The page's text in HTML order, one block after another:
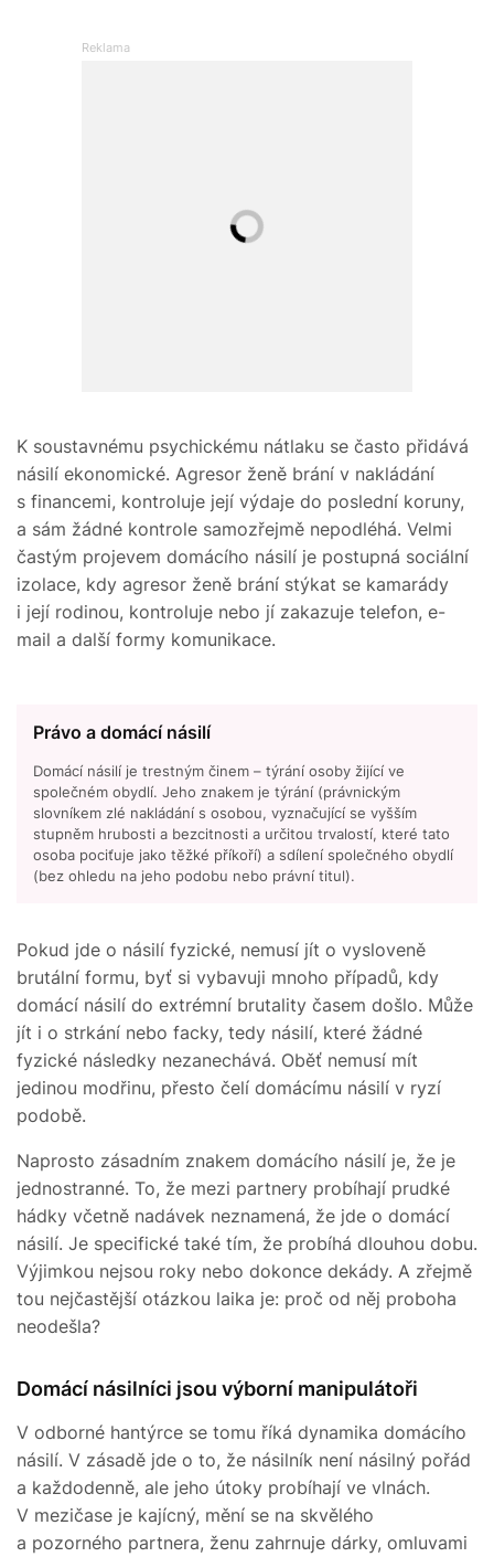
K soustavnému psychickému nátlaku se často přidává
násilí ekonomické. Agresor ženě brání v nakládání
s financemi, kontroluje její výdaje do poslední koruny,
a sám žádné kontrole samozřejmě nepodléhá. Velmi
častým projevem domácího násilí je postupná sociální
izolace, kdy agresor ženě brání stýkat se kamarády
i její rodinou, kontroluje nebo jí zakazuje telefon, e-
mail a další formy komunikace.
Právo a domácí násilí
Domácí násilí je trestným činem – týrání osoby žijící ve
společném obydlí. Jeho znakem je týrání (právnickým
slovníkem zlé nakládání s osobou, vyznačující se vyšším
stupněm hrubosti a bezcitnosti a určitou trvalostí, které tato
osoba pociťuje jako těžké příkoří) a sdílení společného obydlí
(bez ohledu na jeho podobu nebo právní titul).
Pokud jde o násilí fyzické, nemusí jít o vysloveně
brutální formu, byť si vybavuji mnoho případů, kdy
domácí násilí do extrémní brutality časem došlo. Může
jít i o strkání nebo facky, tedy násilí, které žádné
fyzické následky nezanechává. Oběť nemusí mít
jedinou modřinu, přesto čelí domácímu násilí v ryzí
podobě.
Naprosto zásadním znakem domácího násilí je, že je
jednostranné. To, že mezi partnery probíhají prudké
hádky včetně nadávek neznamená, že jde o domácí
násilí. Je specifické také tím, že probíhá dlouhou dobu.
Výjimkou nejsou roky nebo dokonce dekády. A zřejmě
tou nejčastější otázkou laika je: proč od něj proboha
neodešla?
Domácí násilníci jsou výborní manipulátoři
V odborné hantýrce se tomu říká dynamika domácího
násilí. V zásadě jde o to, že násilník není násilný pořád
a každodenně, ale jeho útoky probíhají ve vlnách.
V mezičase je kajícný, mění se na skvělého
a pozorného partnera, ženu zahrnuje dárky, omluvami